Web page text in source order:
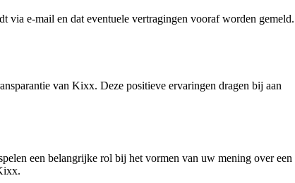
e-mail en dat eventuele vertragingen vooraf worden gemeld.
van Kixx. Deze positieve ervaringen dragen bij aan
een belangrijke rol bij het vormen van uw mening over een